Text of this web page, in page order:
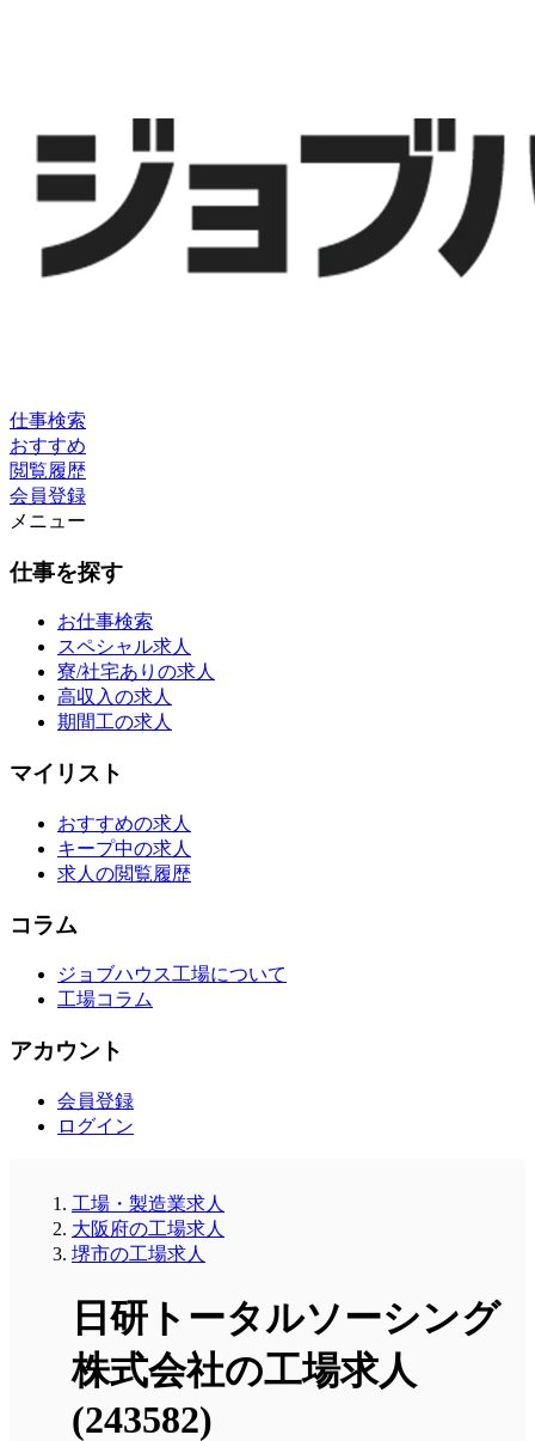
仕事検索
おすすめ
閲覧履歴
会員登録
メニュー
仕事を探す
お仕事検索
スペシャル求人
寮/社宅ありの求人
高収入の求人
期間工の求人
マイリスト
おすすめの求人
キープ中の求人
求人の閲覧履歴
コラム
ジョブハウス工場について
工場コラム
アカウント
会員登録
ログイン
工場・製造業求人
大阪府の工場求人
堺市の工場求人
日研トータルソーシング
株式会社の工場求人
(243582)